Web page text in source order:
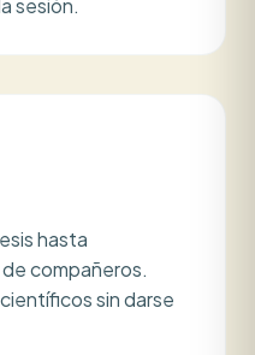
sesión.
hasta
compañeros.
sin darse